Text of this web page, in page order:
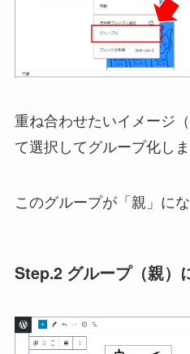
重ね合わせたいイメージ
て選択してグループ化しま
このグループが「親」にな
Step.2 グループ（親）